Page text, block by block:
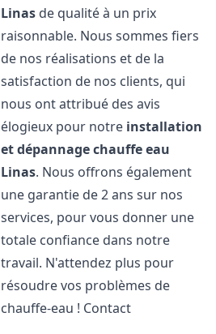
Linas de qualité à un prix
raisonnable. Nous sommes fiers
de nos réalisations et de la
satisfaction de nos clients, qui
nous ont attribué des avis
élogieux pour notre installation
et dépannage chauffe eau
Linas. Nous offrons également
une garantie de 2 ans sur nos
services, pour vous donner une
totale confiance dans notre
travail. N'attendez plus pour
résoudre vos problèmes de
chauffe-eau ! Contact